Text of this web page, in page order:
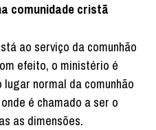
comunidade cristã
ao serviço da comunhão
efeito, o ministério é
normal da comunhão
é chamado a ser o
as dimensões.